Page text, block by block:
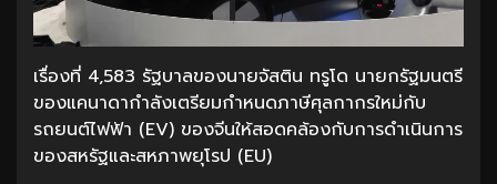
เรื่องที่ 4,583 รัฐบาลของนายจัสติน ทรูโด นายกรัฐมนตรี
ของแคนาดากำลังเตรียมกำหนดภาษีศุลกากรใหม่กับ
รถยนต์ไฟฟ้า (EV) ของจีนให้สอดคล้องกับการดำเนินการ
ของสหรัฐและสหภาพยุโรป (EU)